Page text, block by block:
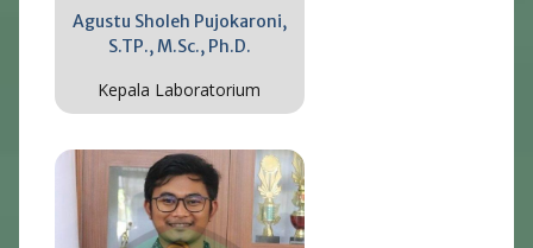
Agustu Sholeh Pujokaroni,
S.TP., M.Sc., Ph.D.
Kepala Laboratorium